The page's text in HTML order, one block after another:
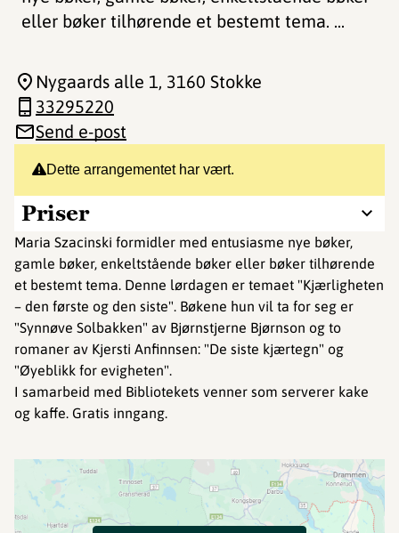
eller bøker tilhørende et bestemt tema. ...
Dette arrangementet har vært.
Priser
Maria Szacinski formidler med entusiasme nye bøker,
gamle bøker, enkeltstående bøker eller bøker tilhørende
et bestemt tema. Denne lørdagen er temaet "Kjærligheten
– den første og den siste". Bøkene hun vil ta for seg er
"Synnøve Solbakken" av Bjørnstjerne Bjørnson og to
romaner av Kjersti Anfinnsen: "De siste kjærtegn" og
"Øyeblikk for evigheten".
I samarbeid med Bibliotekets venner som serverer kake
og kaffe. Gratis inngang.
Nygaards alle 1, 3160 Stokke
33295220
Send e-post